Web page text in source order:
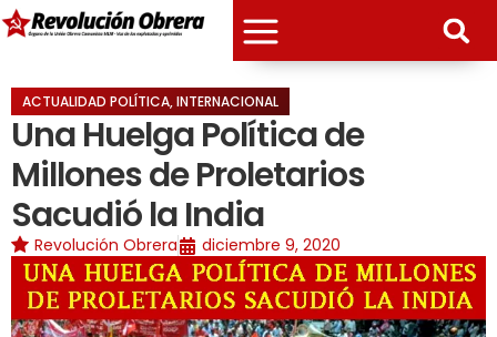
ACTUALIDAD POLÍTICA,INTERNACIONAL
Una Huelga Política de
Millones de Proletarios
Sacudió la India
Revolución Obrera diciembre 9, 2020